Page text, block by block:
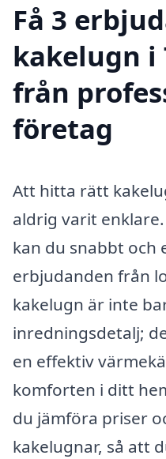
Få 3
kakelugn i
från
företag
Att hitta rätt
aldrig varit
kan du snabbt och
erbjudanden från
kakelugn är inte
inredningsdetalj;
en effektiv
komforten i ditt
du jämföra priser
kakelugnar, så att